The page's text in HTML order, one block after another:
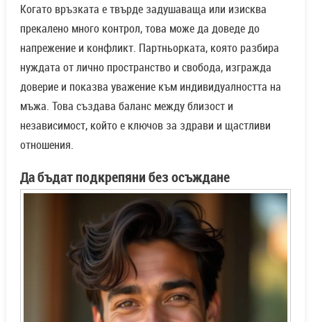
Когато връзката е твърде задушаваща или изисква
прекалено много контрол, това може да доведе до
напрежение и конфликт. Партньорката, която разбира
нуждата от лично пространство и свобода, изгражда
доверие и показва уважение към индивидуалността на
мъжа. Това създава баланс между близост и
независимост, който е ключов за здрави и щастливи
отношения.
Да бъдат подкрепяни без осъждане